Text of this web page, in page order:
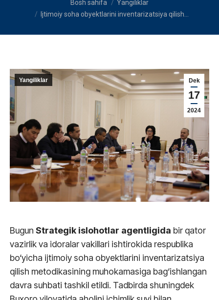
Bosh sahifa
Yangiliklar
Ijtimoiy soha obyektlarini inventarizatsiya qilish…
Dek
17
2024
Yangiliklar
Bugun Strategik islohotlar agentligida bir qator
vazirlik va idoralar vakillari ishtirokida respublika
bo‘yicha ijtimoiy soha obyektlarini inventarizatsiya
qilish metodikasining muhokamasiga bag‘ishlangan
davra suhbati tashkil etildi. Tadbirda shuningdek